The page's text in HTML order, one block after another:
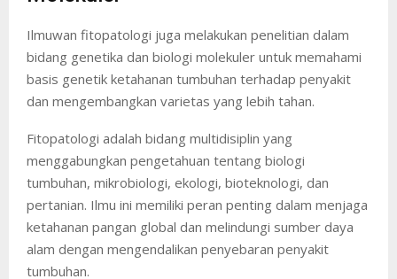
Ilmuwan fitopatologi juga melakukan penelitian dalam
bidang genetika dan biologi molekuler untuk memahami
basis genetik ketahanan tumbuhan terhadap penyakit
dan mengembangkan varietas yang lebih tahan.
Fitopatologi adalah bidang multidisiplin yang
menggabungkan pengetahuan tentang biologi
tumbuhan, mikrobiologi, ekologi, bioteknologi, dan
pertanian. Ilmu ini memiliki peran penting dalam menjaga
ketahanan pangan global dan melindungi sumber daya
alam dengan mengendalikan penyebaran penyakit
tumbuhan.